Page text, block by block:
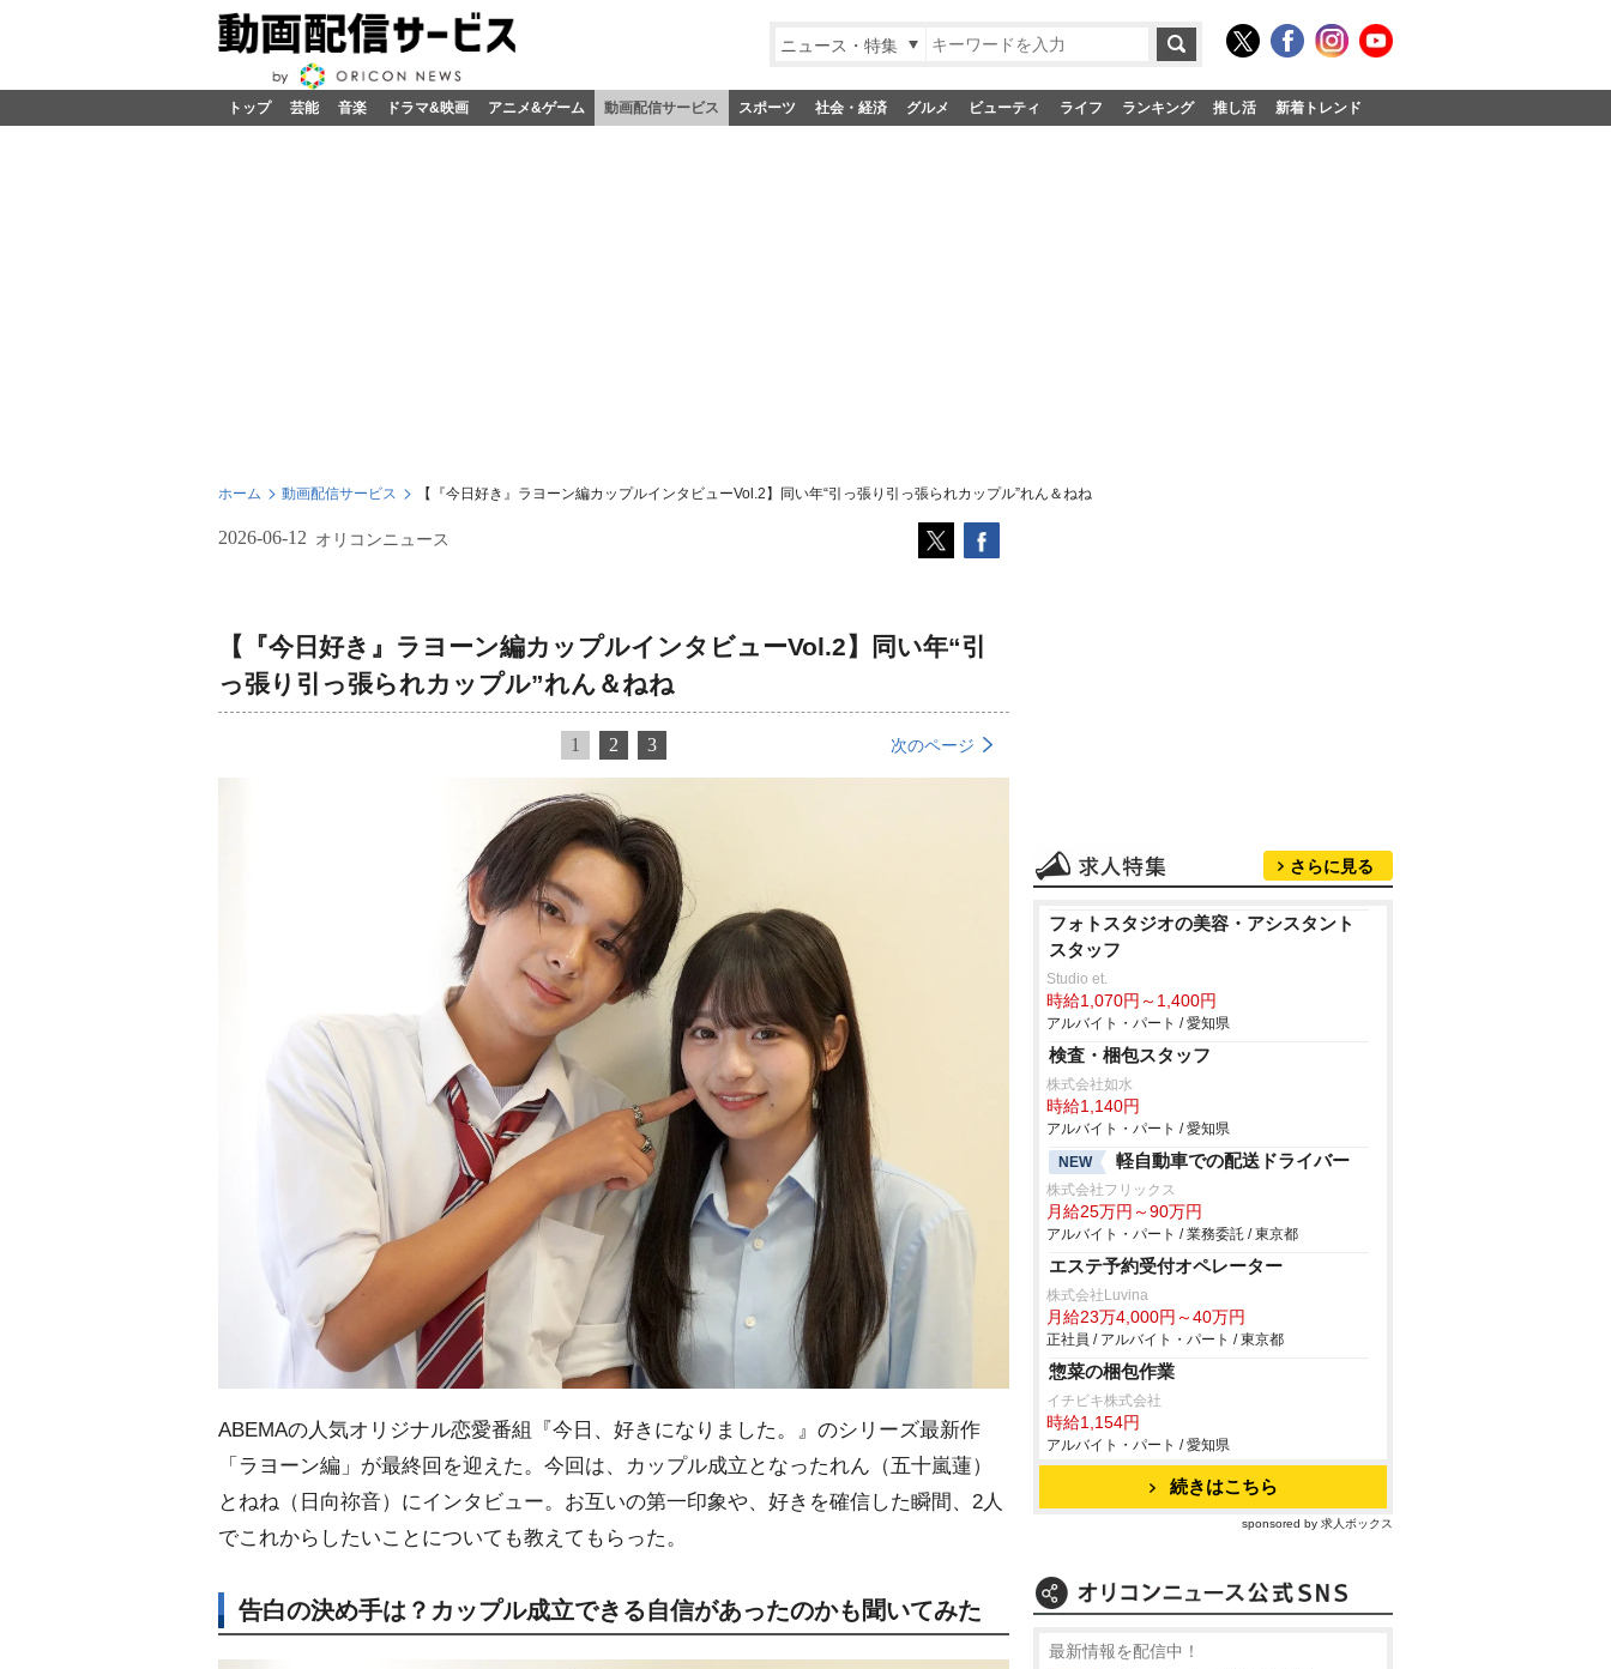
ニュース・特集
トップ 芸能 音楽 ドラマ&映画 アニメ&ゲーム 動画配信サービス スポーツ 社会・経済 グルメ ビューティ ライフ ランキング 推し活 新着トレンド
ホーム 動画配信サービス 【『今日好き』ラヨーン編カップルインタビューVol.2】同い年“引っ張り引っ張られカップル”れん＆ねね
2026-06-12 オリコンニュース
【『今日好き』ラヨーン編カップルインタビューVol.2】同い年“引
っ張り引っ張られカップル”れん＆ねね
1 2 3 次のページ
ABEMAの人気オリジナル恋愛番組『今日、好きになりました。』のシリーズ最新作
「ラヨーン編」が最終回を迎えた。今回は、カップル成立となったれん（五十嵐蓮）
とねね（日向祢音）にインタビュー。お互いの第一印象や、好きを確信した瞬間、2人
でこれからしたいことについても教えてもらった。
告白の決め手は？カップル成立できる自信があったのかも聞いてみた
さらに見る
フォトスタジオの美容・アシスタント
スタッフ
Studio et.
時給1,070円～1,400円
アルバイト・パート / 愛知県
検査・梱包スタッフ
株式会社如水
時給1,140円
アルバイト・パート / 愛知県
NEW
軽自動車での配送ドライバー
株式会社フリックス
月給25万円～90万円
アルバイト・パート / 業務委託 / 東京都
エステ予約受付オペレーター
株式会社Luvina
月給23万4,000円～40万円
正社員 / アルバイト・パート / 東京都
惣菜の梱包作業
イチビキ株式会社
時給1,154円
アルバイト・パート / 愛知県
続きはこちら
sponsored by 求人ボックス
最新情報を配信中！